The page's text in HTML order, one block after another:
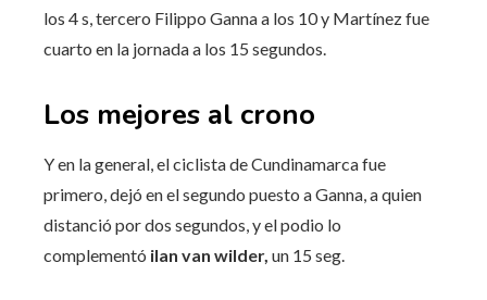
los 4 s, tercero Filippo Ganna a los 10 y Martínez fue
cuarto en la jornada a los 15 segundos.
Los mejores al crono
Y en la general, el ciclista de Cundinamarca fue
primero, dejó en el segundo puesto a Ganna, a quien
distanció por dos segundos, y el podio lo
complementó ilan van wilder, un 15 seg.